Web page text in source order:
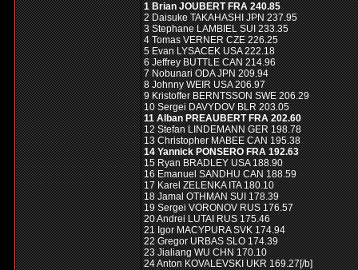
1 Brian JOUBERT FRA 240.85
2 Daisuke TAKAHASHI JPN 237.95
3 Stephane LAMBIEL SUI 233.35
4 Tomas VERNER CZE 226.25
5 Evan LYSACEK USA 222.18
6 Jeffrey BUTTLE CAN 214.96
7 Nobunari ODA JPN 209.94
8 Johnny WEIR USA 206.97
9 Kristoffer BERNTSSON SWE 206.29
10 Sergei DAVYDOV BLR 203.05
11 Alban PREAUBERT FRA 202.60
12 Stefan LINDEMANN GER 198.78
13 Christopher MABEE CAN 195.38
14 Yannick PONSERO FRA 192.63
15 Ryan BRADLEY USA 188.90
16 Emanuel SANDHU CAN 188.59
17 Karel ZELENKA ITA 180.10
18 Jamal OTHMAN SUI 178.39
19 Sergei VORONOV RUS 176.57
20 Andrei LUTAI RUS 175.46
21 Igor MACYPURA SVK 174.94
22 Gregor URBAS SLO 174.39
23 Jialiang WU CHN 170.10
24 Anton KOVALEVSKI UKR 169.27[/b]